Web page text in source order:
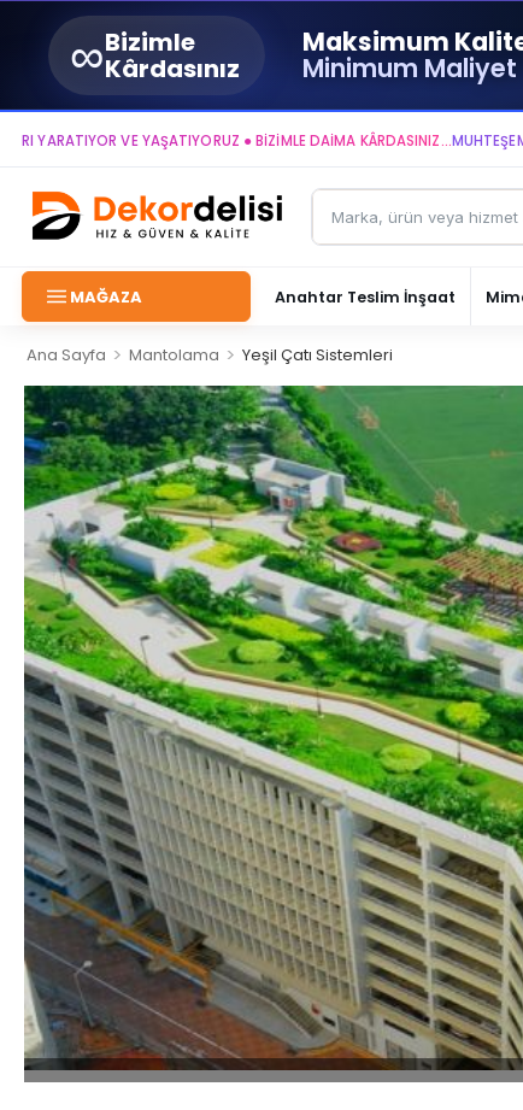
∞Bizimle
Kârdasınız
Maksimum
Minimum Maliyet
VE YAŞATIYORUZ ● BİZİMLE DAİMA KÂRDASINIZ...MUHTEŞEM
MAĞAZA Anahtar Teslim İnşaat
Ana Sayfa > Mantolama > Yeşil Çatı Sistemleri